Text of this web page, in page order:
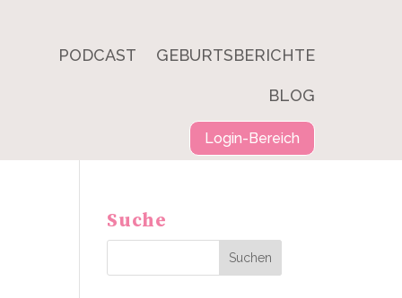
PODCAST GEBURTSBERICHTE
BLOG
Login-Bereich
Suche
Suchen